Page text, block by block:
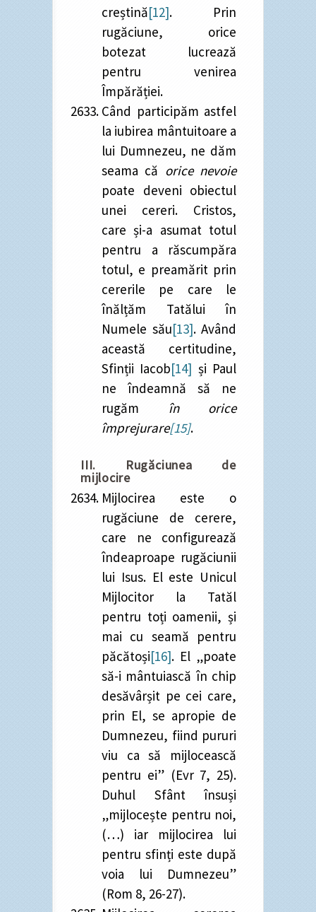
creștină[12]. Prin
rugăciune, orice
botezat lucrează
pentru venirea
Împărăției.
Când participăm astfel
la iubirea mântuitoare a
lui Dumnezeu, ne dăm
seama că orice nevoie
poate deveni obiectul
unei cereri. Cristos,
care și-a asumat totul
pentru a răscumpăra
totul, e preamărit prin
cererile pe care le
înălțăm Tatălui în
Numele său[13]. Având
această certitudine,
Sfinții Iacob[14] și Paul
ne îndeamnă să ne
rugăm
în orice
împrejurare[15].
III. Rugăciunea de
mijlocire
Mijlocirea este o
rugăciune de cerere,
care ne configurează
îndeaproape rugăciunii
lui Isus. El este Unicul
Mijlocitor la Tatăl
pentru toți oamenii, și
mai cu seamă pentru
păcătoși[16]. El „poate
să-i mântuiască în chip
desăvârșit pe cei care,
prin El, se apropie de
Dumnezeu, fiind pururi
viu ca să mijlocească
pentru ei” (Evr 7, 25).
Duhul Sfânt însuși
„mijlocește pentru noi,
(…) iar mijlocirea lui
pentru sfinți este după
voia lui Dumnezeu”
(Rom 8, 26-27).